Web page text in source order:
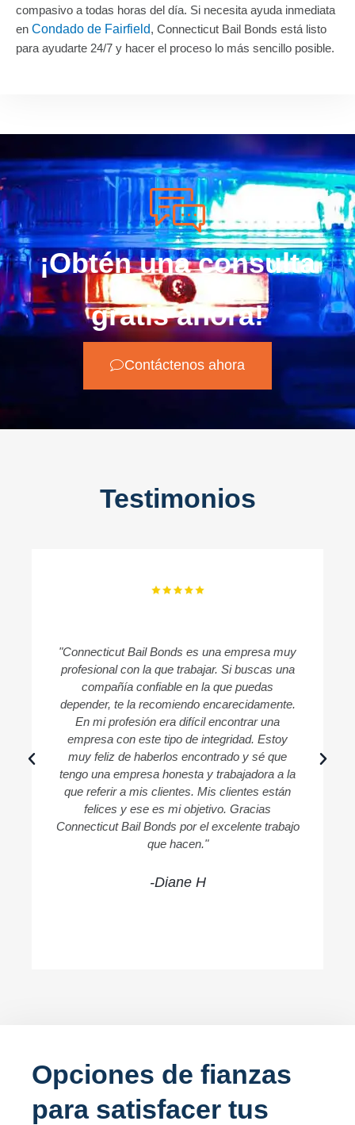
compasivo a todas horas del día. Si necesita ayuda inmediata
en Condado de Fairfield, Connecticut Bail Bonds está listo
para ayudarte 24/7 y hacer el proceso lo más sencillo posible.
¡Obtén una consulta
gratis ahora!
Contáctenos ahora
Testimonios
"Connecticut Bail Bonds es una empresa muy
profesional con la que trabajar. Si buscas una
compañía confiable en la que puedas
depender, te la recomiendo encarecidamente.
En mi profesión era difícil encontrar una
empresa con este tipo de integridad. Estoy
muy feliz de haberlos encontrado y sé que
tengo una empresa honesta y trabajadora a la
que referir a mis clientes. Mis clientes están
felices y ese es mi objetivo. Gracias
Connecticut Bail Bonds por el excelente trabajo
que hacen."
-Diane H
Opciones de fianzas
para satisfacer tus